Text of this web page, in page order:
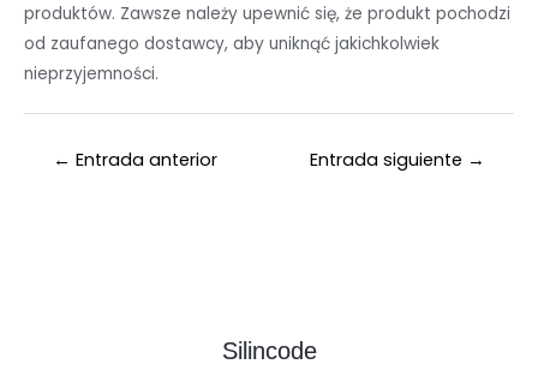
produktów. Zawsze należy upewnić się, że produkt pochodzi
od zaufanego dostawcy, aby uniknąć jakichkolwiek
nieprzyjemności.
← Entrada anterior Entrada siguiente →
Silincode